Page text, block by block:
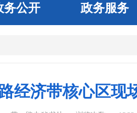
务公开 政务服务
经济带核心区现